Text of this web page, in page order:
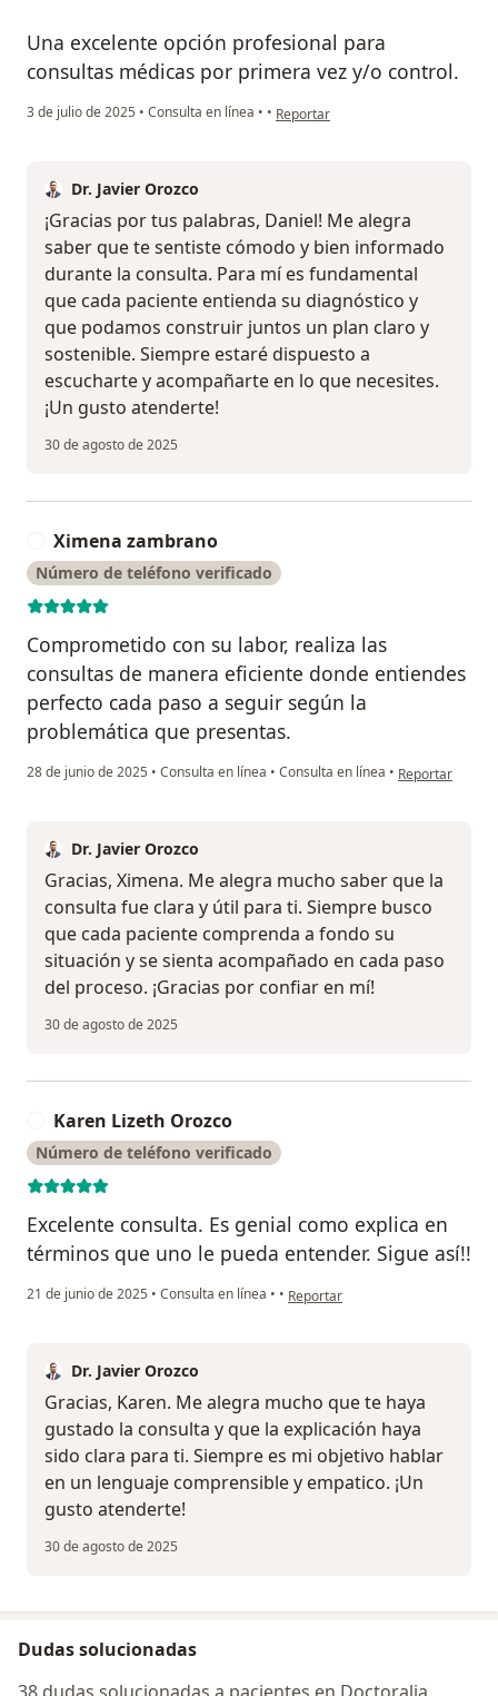
Una excelente opción profesional para
consultas médicas por primera vez y/o control.
3 de julio de 2025 • Consulta en línea • • en opinión del usuario Daniel Rios
Reportar
Dr. Javier Orozco
¡Gracias por tus palabras, Daniel! Me alegra
saber que te sentiste cómodo y bien informado
durante la consulta. Para mí es fundamental
que cada paciente entienda su diagnóstico y
que podamos construir juntos un plan claro y
sostenible. Siempre estaré dispuesto a
escucharte y acompañarte en lo que necesites.
¡Un gusto atenderte!
30 de agosto de 2025
Ximena zambrano
Número de teléfono verificado
Comprometido con su labor, realiza las
consultas de manera eficiente donde entiendes
perfecto cada paso a seguir según la
problemática que presentas.
28 de junio de 2025 • Consulta en línea • Consulta en línea • en opinión del
Reportar
Dr. Javier Orozco
Gracias, Ximena. Me alegra mucho saber que la
consulta fue clara y útil para ti. Siempre busco
que cada paciente comprenda a fondo su
situación y se sienta acompañado en cada paso
del proceso. ¡Gracias por confiar en mí!
30 de agosto de 2025
Karen Lizeth Orozco
Número de teléfono verificado
Excelente consulta. Es genial como explica en
términos que uno le pueda entender. Sigue así!!
21 de junio de 2025 • Consulta en línea • • en opinión del usuario Karen
Reportar
Dr. Javier Orozco
Gracias, Karen. Me alegra mucho que te haya
gustado la consulta y que la explicación haya
sido clara para ti. Siempre es mi objetivo hablar
en un lenguaje comprensible y empatico. ¡Un
gusto atenderte!
30 de agosto de 2025
Dudas solucionadas